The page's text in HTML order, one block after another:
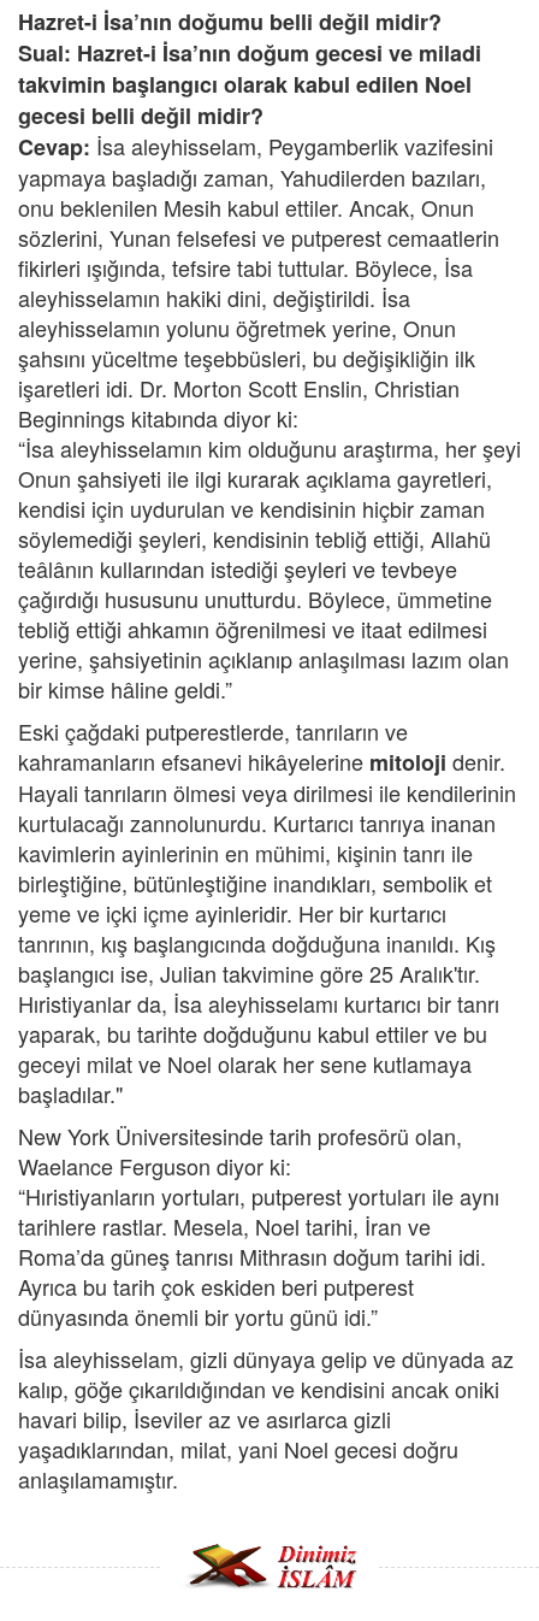
Hazret-i İsa’nın doğumu belli değil midir?
Sual: Hazret-i İsa’nın doğum gecesi ve miladi
takvimin başlangıcı olarak kabul edilen Noel
gecesi belli değil midir?
Cevap: İsa aleyhisselam, Peygamberlik vazifesini
yapmaya başladığı zaman, Yahudilerden bazıları,
onu beklenilen Mesih kabul ettiler. Ancak, Onun
sözlerini, Yunan felsefesi ve putperest cemaatlerin
fikirleri ışığında, tefsire tabi tuttular. Böylece, İsa
aleyhisselamın hakiki dini, değiştirildi. İsa
aleyhisselamın yolunu öğretmek yerine, Onun
şahsını yüceltme teşebbüsleri, bu değişikliğin ilk
işaretleri idi. Dr. Morton Scott Enslin, Christian
Beginnings kitabında diyor ki:
“İsa aleyhisselamın kim olduğunu araştırma, her şeyi
Onun şahsiyeti ile ilgi kurarak açıklama gayretleri,
kendisi için uydurulan ve kendisinin hiçbir zaman
söylemediği şeyleri, kendisinin tebliğ ettiği, Allahü
teâlânın kullarından istediği şeyleri ve tevbeye
çağırdığı hususunu unutturdu. Böylece, ümmetine
tebliğ ettiği ahkamın öğrenilmesi ve itaat edilmesi
yerine, şahsiyetinin açıklanıp anlaşılması lazım olan
bir kimse hâline geldi.”
Eski çağdaki putperestlerde, tanrıların ve
kahramanların efsanevi hikâyelerine mitoloji denir.
Hayali tanrıların ölmesi veya dirilmesi ile kendilerinin
kurtulacağı zannolunurdu. Kurtarıcı tanrıya inanan
kavimlerin ayinlerinin en mühimi, kişinin tanrı ile
birleştiğine, bütünleştiğine inandıkları, sembolik et
yeme ve içki içme ayinleridir. Her bir kurtarıcı
tanrının, kış başlangıcında doğduğuna inanıldı. Kış
başlangıcı ise, Julian takvimine göre 25 Aralık'tır.
Hıristiyanlar da, İsa aleyhisselamı kurtarıcı bir tanrı
yaparak, bu tarihte doğduğunu kabul ettiler ve bu
geceyi milat ve Noel olarak her sene kutlamaya
başladılar."
New York Üniversitesinde tarih profesörü olan,
Waelance Ferguson diyor ki:
“Hıristiyanların yortuları, putperest yortuları ile aynı
tarihlere rastlar. Mesela, Noel tarihi, İran ve
Roma’da güneş tanrısı Mithrasın doğum tarihi idi.
Ayrıca bu tarih çok eskiden beri putperest
dünyasında önemli bir yortu günü idi.”
İsa aleyhisselam, gizli dünyaya gelip ve dünyada az
kalıp, göğe çıkarıldığından ve kendisini ancak oniki
havari bilip, İseviler az ve asırlarca gizli
yaşadıklarından, milat, yani Noel gecesi doğru
anlaşılamamıştır.